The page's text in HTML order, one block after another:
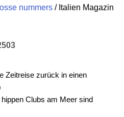
nummers / Italien Magazin
Zeitreise zurück in einen
Clubs am Meer sind